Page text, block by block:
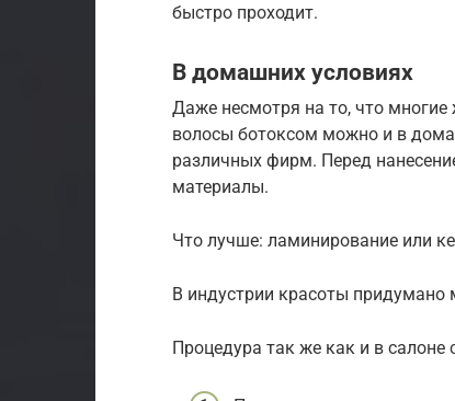
быстро проходит.
В домашних условиях
Даже несмотря на то, что
волосы ботоксом можно и в
различных фирм. Перед
материалы.
Что лучше: ламинирование или
В индустрии красоты придумано
Процедура так же как и в салоне